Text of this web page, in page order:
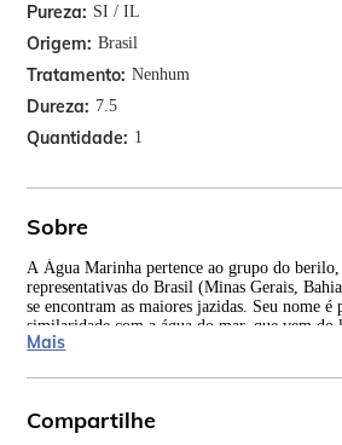
Pureza SI / IL
Origem Brasil
Tratamento Nenhum
Dureza 7.5
Quantidade 1
Sobre
A Água Marinha pertence ao grupo do berilo,
representativas do Brasil (Minas Gerais,
se encontram as maiores jazidas. Seu nome é
similaridade com a água do mar, que vem
está presente em todos os continentes.
Mais
Compartilhe